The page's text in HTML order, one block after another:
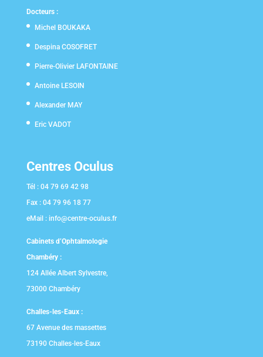
Docteurs :
Michel BOUKAKA
Despina COSOFRET
Pierre-Olivier LAFONTAINE
Antoine LESOIN
Alexander MAY
Eric VADOT
Centres Oculus
Tél : 04 79 69 42 98
Fax : 04 79 96 18 77
eMail : info@centre-oculus.fr
Cabinets d’Ophtalmologie
Chambéry :
124 Allée Albert Sylvestre,
73000 Chambéry
Challes-les-Eaux :
67 Avenue des massettes
73190 Challes-les-Eaux